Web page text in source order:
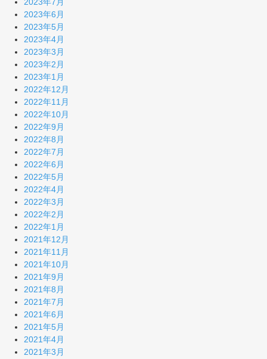
2023年7月
2023年6月
2023年5月
2023年4月
2023年3月
2023年2月
2023年1月
2022年12月
2022年11月
2022年10月
2022年9月
2022年8月
2022年7月
2022年6月
2022年5月
2022年4月
2022年3月
2022年2月
2022年1月
2021年12月
2021年11月
2021年10月
2021年9月
2021年8月
2021年7月
2021年6月
2021年5月
2021年4月
2021年3月